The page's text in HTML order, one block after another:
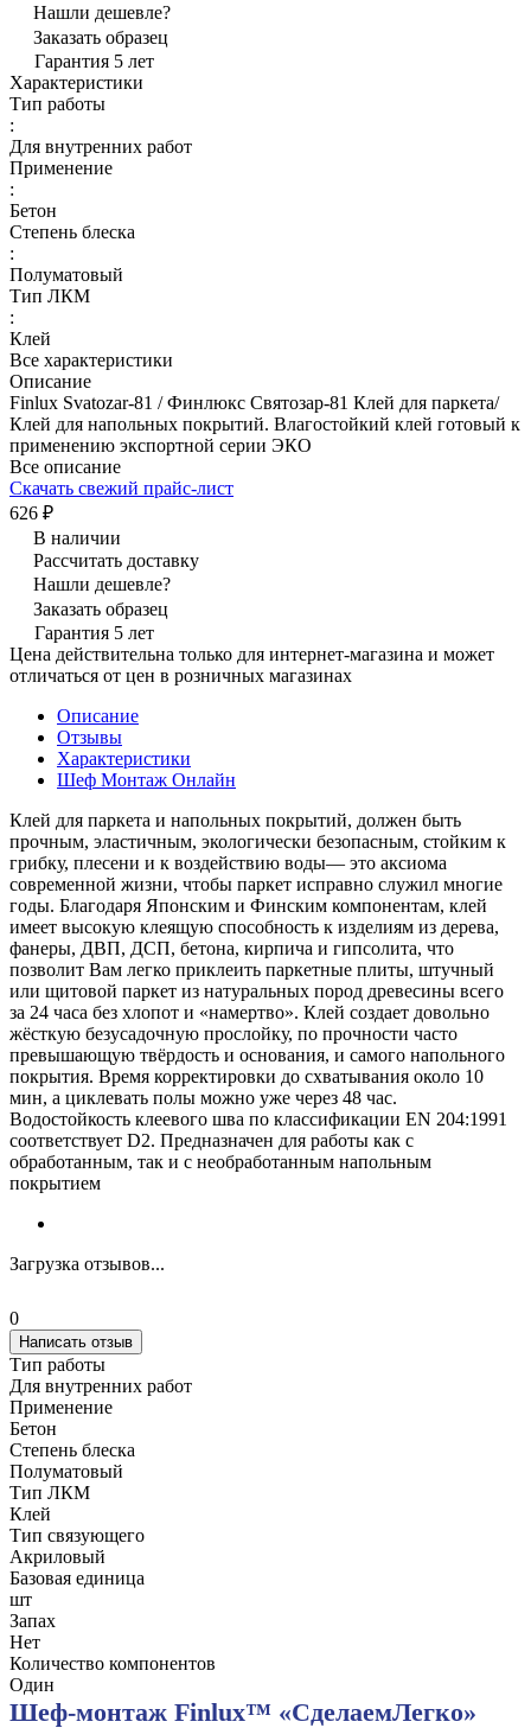
Нашли дешевле?
Заказать образец
Гарантия 5 лет
Характеристики
Тип работы
:
Для внутренних работ
Применение
:
Бетон
Степень блеска
:
Полуматовый
Тип ЛКМ
:
Клей
Все характеристики
Описание
Finlux Svatozar-81 / Финлюкс Святозар-81 Клей для паркета/
Клей для напольных покрытий. Влагостойкий клей готовый к
применению экспортной серии ЭКО
Все описание
Скачать свежий прайс-лист
626 ₽
В наличии
Рассчитать доставку
Нашли дешевле?
Заказать образец
Гарантия 5 лет
Цена действительна только для интернет-магазина и может
отличаться от цен в розничных магазинах
Описание
Отзывы
Характеристики
Шеф Монтаж Онлайн
Клей для паркета и напольных покрытий, должен быть
прочным, эластичным, экологически безопасным, стойким к
грибку, плесени и к воздействию воды— это аксиома
современной жизни, чтобы паркет исправно служил многие
годы. Благодаря Японским и Финским компонентам, клей
имеет высокую клеящую способность к изделиям из дерева,
фанеры, ДВП, ДСП, бетона, кирпича и гипсолита, что
позволит Вам легко приклеить паркетные плиты, штучный
или щитовой паркет из натуральных пород древесины всего
за 24 часа без хлопот и «намертво». Клей создает довольно
жёсткую безусадочную прослойку, по прочности часто
превышающую твёрдость и основания, и самого напольного
покрытия. Время корректировки до схватывания около 10
мин, а циклевать полы можно уже через 48 час.
Водостойкость клеевого шва по классификации EN 204:1991
соответствует D2. Предназначен для работы как с
обработанным, так и с необработанным напольным
покрытием
Загрузка отзывов...
0
Написать отзыв
Тип работы
Для внутренних работ
Применение
Бетон
Степень блеска
Полуматовый
Тип ЛКМ
Клей
Тип связующего
Акриловый
Базовая единица
шт
Запах
Нет
Количество компонентов
Один
Шеф-монтаж Finlux™ «СделаемЛегко»